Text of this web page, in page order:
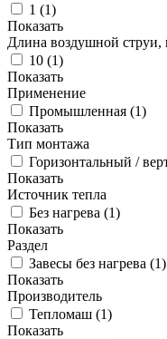
1 (1)
Показать
Длина воздушной струи,
10 (1)
Показать
Применение
Промышленная (1)
Показать
Тип монтажа
Горизонтальный /
Показать
Источник тепла
Без нагрева (1)
Показать
Раздел
Завесы без нагрева (1)
Показать
Производитель
Тепломаш (1)
Показать